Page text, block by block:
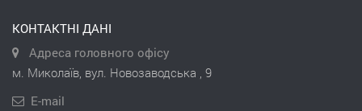
КОНТАКТНІ ДАНІ
Адреса головного офісу
м. Миколаїв, вул. Новозаводська , 9
E-mail